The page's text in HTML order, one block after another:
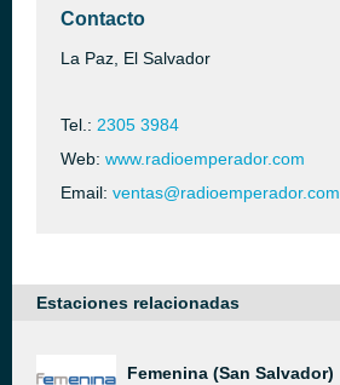
Contacto
La Paz, El Salvador
Tel.: 2305 3984
Web: www.radioemperador.com
Email: ventas@radioemperador.com
Estaciones relacionadas
Femenina (San Salvador)